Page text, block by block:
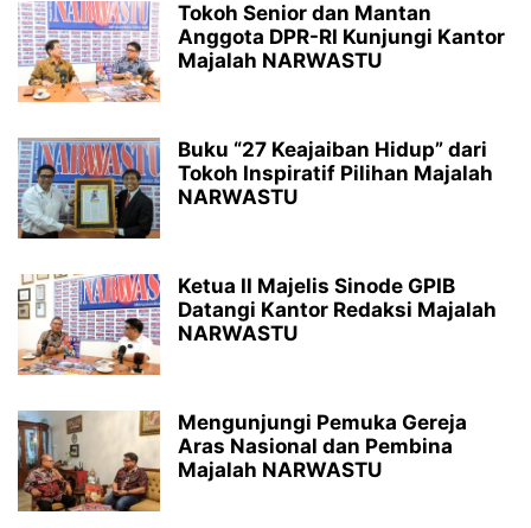
Tokoh Senior dan Mantan
Anggota DPR-RI Kunjungi Kantor
Majalah NARWASTU
Buku “27 Keajaiban Hidup” dari
Tokoh Inspiratif Pilihan Majalah
NARWASTU
Ketua II Majelis Sinode GPIB
Datangi Kantor Redaksi Majalah
NARWASTU
Mengunjungi Pemuka Gereja
Aras Nasional dan Pembina
Majalah NARWASTU